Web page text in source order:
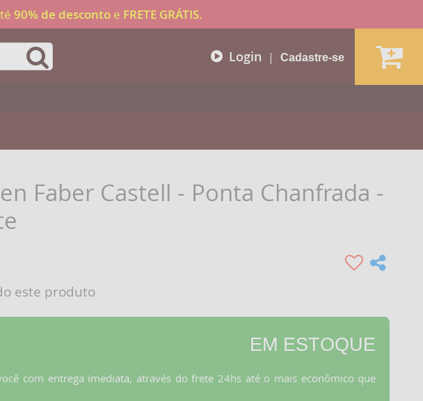
90% de desconto e FRETE GRÁTIS.
Login | Cadastre-se
Faber Castell - Ponta Chanfrada -
este produto
EM ESTOQUE
com entrega imediata, através do frete 24hs até o mais econômico que